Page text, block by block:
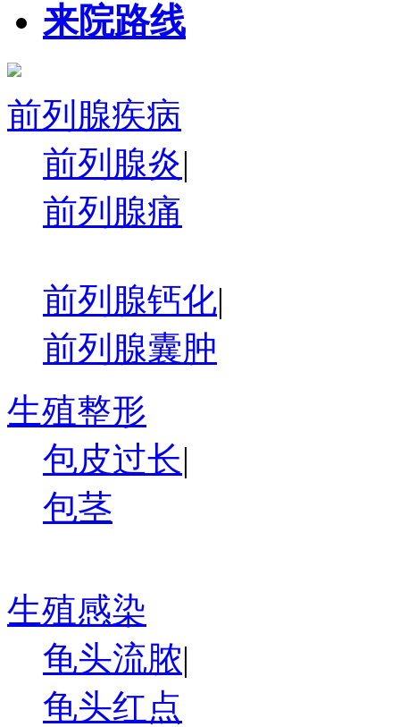
来院路线
前列腺疾病
前列腺炎|
前列腺痛
前列腺钙化|
前列腺囊肿
生殖整形
包皮过长|
包茎
生殖感染
龟头流脓|
龟头红点